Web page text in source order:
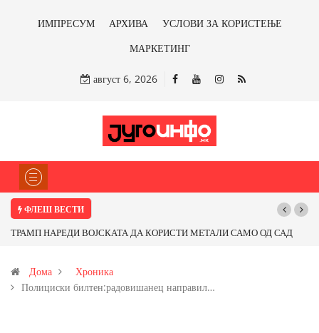
ИМПРЕСУМ АРХИВА
УСЛОВИ ЗА КОРИСТЕЊЕ
МАРКЕТИНГ
август 6, 2026
ФЛЕШ ВЕСТИ
ОД САД
Почнува реконструкцијата на улицата „5-ти Ноември“ во
Дома
Хроника
Полициски билтен:радовишанец направил…